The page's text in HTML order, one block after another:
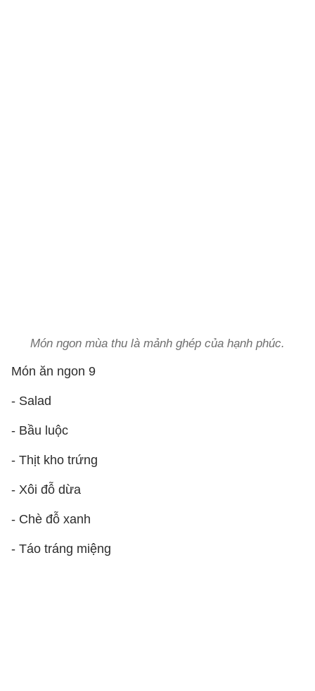
Món ngon mùa thu là mảnh ghép của hạnh phúc.
Món ăn ngon 9
- Salad
- Bầu luộc
- Thịt kho trứng
- Xôi đỗ dừa
- Chè đỗ xanh
- Táo tráng miệng